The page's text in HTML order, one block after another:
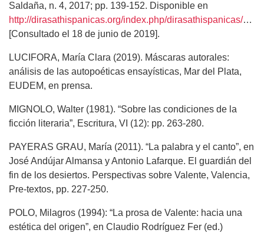
Saldaña, n. 4, 2017; pp. 139-152. Disponible en
http://dirasathispanicas.org/index.php/dirasathispanicas/article/view/96
[Consultado el 18 de junio de 2019].
LUCIFORA, María Clara (2019). Máscaras autorales:
análisis de las autopoéticas ensayísticas, Mar del Plata,
EUDEM, en prensa.
MIGNOLO, Walter (1981). “Sobre las condiciones de la
ficción literaria”, Escritura, VI (12): pp. 263-280.
PAYERAS GRAU, María (2011). “La palabra y el canto”, en
José Andújar Almansa y Antonio Lafarque. El guardián del
fin de los desiertos. Perspectivas sobre Valente, Valencia,
Pre-textos, pp. 227-250.
POLO, Milagros (1994): “La prosa de Valente: hacia una
estética del origen”, en Claudio Rodríguez Fer (ed.)